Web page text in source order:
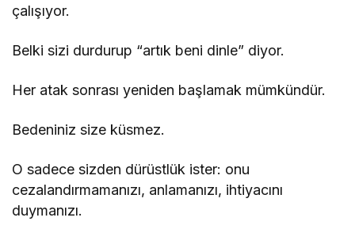
çalışıyor.
Belki sizi durdurup “artık beni dinle” diyor.
Her atak sonrası yeniden başlamak mümkündür.
Bedeniniz size küsmez.
O sadece sizden dürüstlük ister: onu
cezalandırmamanızı, anlamanızı, ihtiyacını
duymanızı.